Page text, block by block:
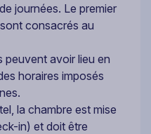
journées. Le premier
consacrés au
peuvent avoir lieu en
horaires imposés
la chambre est mise
in) et doit être